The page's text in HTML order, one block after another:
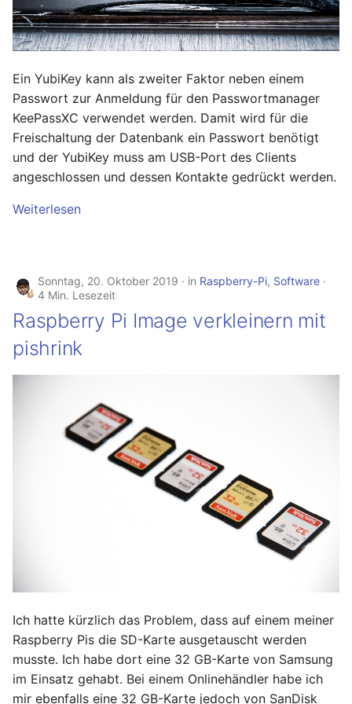
Januar 2023
Dezember 2022
November 2022
Oktober 2022
September 2022
August 2022
Juni 2022
Mai 2022
April 2022
Februar 2022
September 2021
August 2021
Juli 2021
Ein YubiKey kann als zweiter Faktor neben einem
Passwort zur Anmeldung für den Passwortmanager
KeePassXC verwendet werden. Damit wird für die
Freischaltung der Datenbank ein Passwort benötigt
und der YubiKey muss am USB-Port des Clients
angeschlossen und dessen Kontakte gedrückt werden.
Weiterlesen
Sonntag, 20. Oktober 2019 in Raspberry-Pi, Software
4 Min. Lesezeit
Raspberry Pi Image verkleinern mit
pishrink
Ich hatte kürzlich das Problem, dass auf einem meiner
Raspberry Pis die SD-Karte ausgetauscht werden
musste. Ich habe dort eine 32 GB-Karte von Samsung
im Einsatz gehabt. Bei einem Onlinehändler habe ich
mir ebenfalls eine 32 GB-Karte jedoch von SanDisk